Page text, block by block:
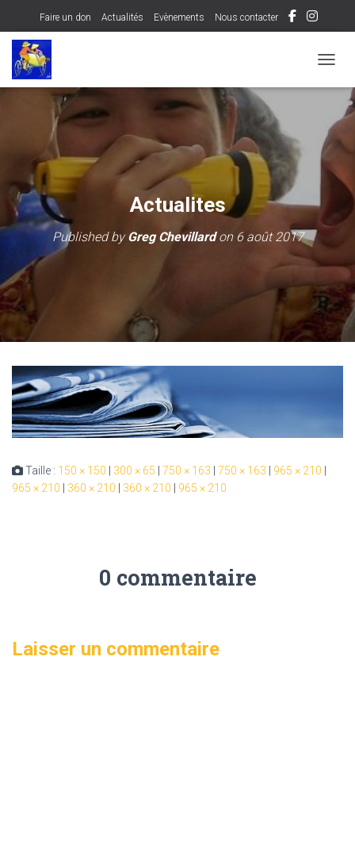
Faire un don Actualités Evènements Nous contacter
Actualites
Published byGreg Chevillardon 6 août 2017
Taille : 150 × 150 300 × 65 750 × 163 750 × 163 965 × 210
965 × 210
360 × 210 360 × 210 965 × 210
0 commentaire
Laisser un commentaire